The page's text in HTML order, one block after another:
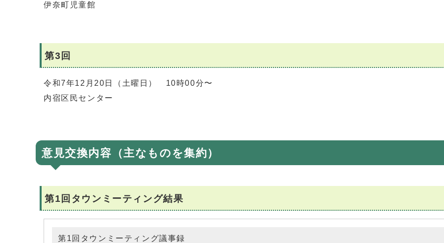
伊奈町児童館
第3回
令和7年12月20日（土曜日） 10時00分〜
内宿区民センター
意見交換内容（主なものを集約）
第1回タウンミーティング結果
第1回タウンミーティング議事録